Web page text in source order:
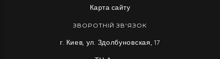
Карта сайту
ЗВОРОТНІЙ ЗВ'ЯЗОК
г. Киев, ул. Здолбуновская, 17